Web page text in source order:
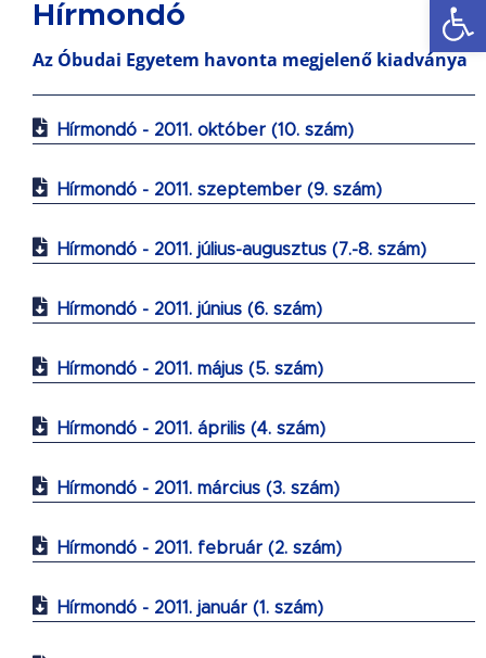
Hírmondó
Az Óbudai Egyetem havonta megjelenő kiadványa
Hírmondó - 2011. október (10. szám)
Hírmondó - 2011. szeptember (9. szám)
Hírmondó - 2011. július-augusztus (7.-8. szám)
Hírmondó - 2011. június (6. szám)
Hírmondó - 2011. május (5. szám)
Hírmondó - 2011. április (4. szám)
Hírmondó - 2011. március (3. szám)
Hírmondó - 2011. február (2. szám)
Hírmondó - 2011. január (1. szám)